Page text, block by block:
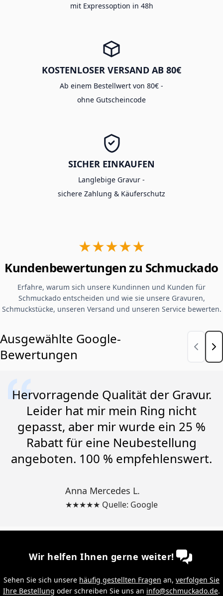
mit Expressoption in 48h
KOSTENLOSER VERSAND AB 80€
Ab einem Bestellwert von 80€ -
ohne Gutscheincode
SICHER EINKAUFEN
Langlebige Gravur -
sichere Zahlung & Käuferschutz
★★★★★
Kundenbewertungen zu Schmuckado
Erfahre, warum sich unsere Kundinnen und Kunden für
Schmuckado entscheiden und wie sie unsere Gravuren,
Schmuckstücke, unseren Versand und unseren Service bewerten.
Ausgewählte Google-
Bewertungen
Hervorragende Qualität der Gravur.
Leider hat mir mein Ring nicht
gepasst, aber mir wurde ein 25 %
Rabatt für eine Neubestellung
angeboten. 100 % empfehlenswert.
Anna Mercedes L.
★★★★★ Quelle: Google
Wir helfen Ihnen gerne weiter!
Sehen Sie sich unsere häufig gestellten Fragen an, verfolgen Sie
Ihre Bestellung oder schreiben Sie uns an info@schmuckado.de.